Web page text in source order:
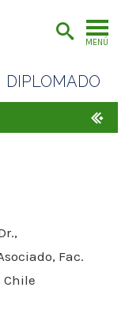
MENÚ
DIPLOMADO
Fac.
Chile